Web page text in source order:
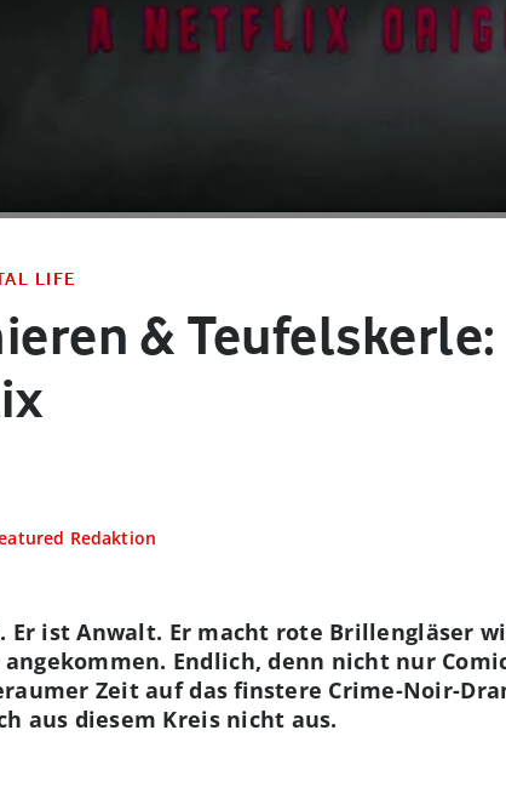
LIFE
&
Redaktion
Er ist Anwalt. Er macht rote Brillengläser
Endlich, denn nicht nur
Zeit auf das finstere Crime-Noir-
aus diesem Kreis nicht aus.